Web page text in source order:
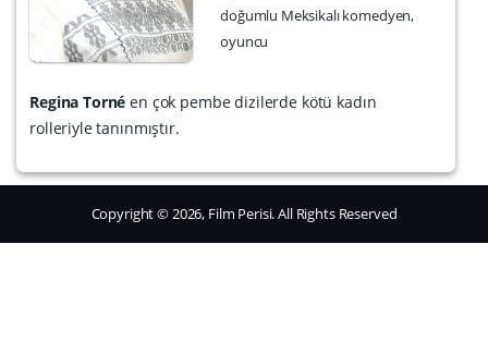
doğumlu Meksikalı komedyen,
oyuncu
Regina Tornéen çok pembe dizilerde kötü kadın
rolleriyle tanınmıştır.
Copyright © 2026, Film Perisi. All Rights Reserved